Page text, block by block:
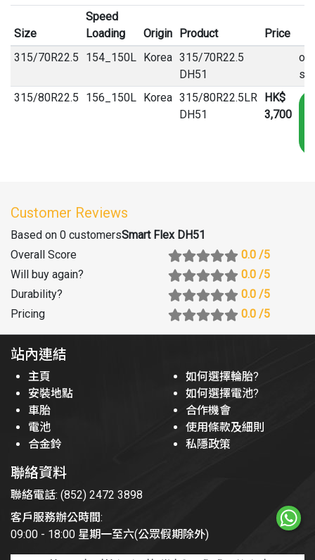
Size
Speed
Loading
Origin Product
Price
315/70R22.5 154_150L Korea 315/70R22.5
DH51
315/80R22.5 156_150L Korea 315/80R22.5LR
DH51
HK$
3,700
Customer Reviews
Based on 0 customersSmart Flex DH51
Overall Score
0.0 /5
Will buy again? 0.0 /5
Durability? 0.0 /5
Pricing
0.0 /5
站內連結
主頁
安裝地點
車胎
電池
合金鈴
如何選擇輪胎?
如何選擇電池?
合作機會
使用條款及細則
私隱政策
聯絡資料
聯絡電話: (852) 2472 3898
客戶服務辦公時間:
09:00 - 18:00 星期一至六(公眾假期除外)